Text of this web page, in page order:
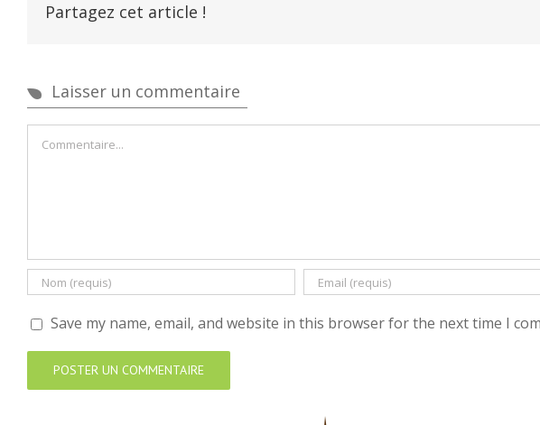
Partagez cet article !
Laisser un commentaire
Save my name, email, and website in this browser for the next time I